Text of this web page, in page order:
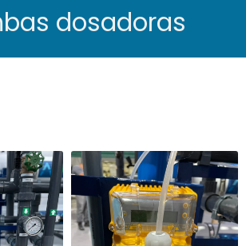
dosadoras